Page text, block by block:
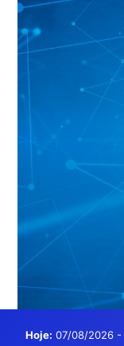
Hoje: 07/08/2026 -